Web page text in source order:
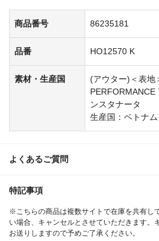
商品番号 86235181
品番 HO12570 K
素材・生産国
(アウター)＜表地
PERFORMANCE
ンスタナータ
生産国：ベトナム
よくあるご質問
特記事項
※こちらの商品は複数サイトで在庫を共有し
い場合、キャンセルとさせていただきます。
お送りしますので予めご了承ください。